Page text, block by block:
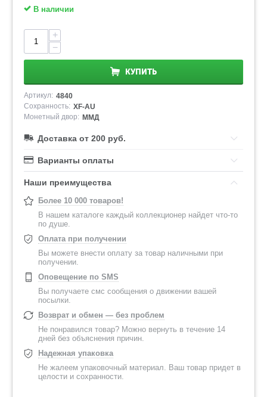
В наличии
+
−
КУПИТЬ
Артикул: 4840
Сохранность: XF-AU
Монетный двор: ММД
Доставка от 200 руб.
Варианты оплаты
Наши преимущества
Более 10 000 товаров!
В нашем каталоге каждый коллекционер найдет что-то
по душе.
Оплата при получении
Вы можете внести оплату за товар наличными при
получении.
Оповещение по SMS
Вы получаете смс сообщения о движении вашей
посылки.
Возврат и обмен — без проблем
Не понравился товар? Можно вернуть в течение 14
дней без объяснения причин.
Надежная упаковка
Не жалеем упаковочный материал. Ваш товар придет в
целости и сохранности.